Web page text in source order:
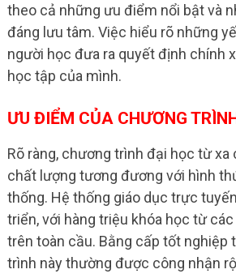
theo cả những ưu điểm nổi bật và
đáng lưu tâm. Việc hiểu rõ những
người học đưa ra quyết định chính
học tập của mình.
ƯU ĐIỂM CỦA CHƯƠNG
Rõ ràng, chương trình đại học từ
chất lượng tương đương với hình
thống. Hệ thống giáo dục trực
triển, với hàng triệu khóa học từ
trên toàn cầu. Bằng cấp tốt nghiệp
trình này thường được công nhận